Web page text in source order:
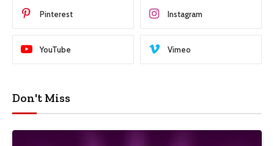
Pinterest Instagram
YouTube Vimeo
Don't Miss